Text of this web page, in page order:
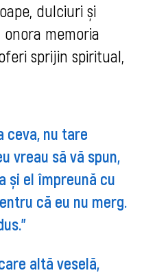
dulciuri și
memoria
sprijin spiritual,
ceva, nu tare
vreau să vă spun,
și el împreună cu
că eu nu merg.
altă veselă,